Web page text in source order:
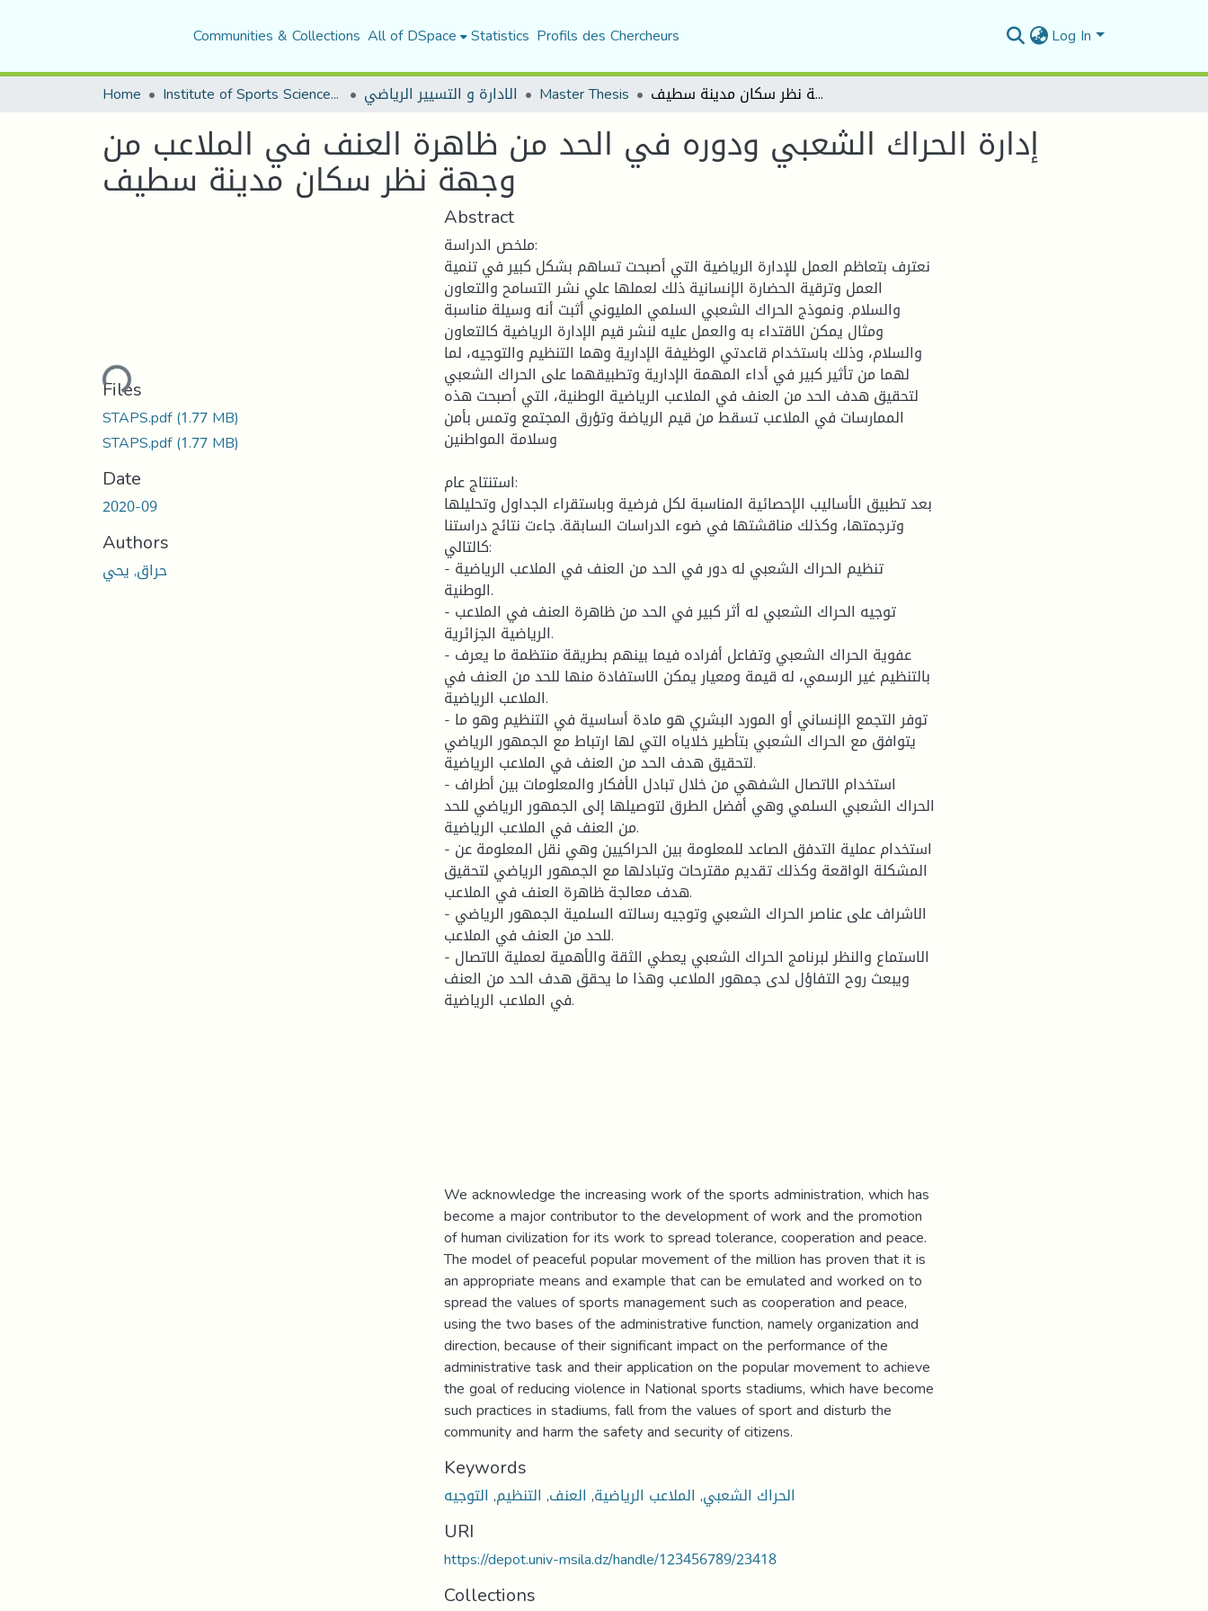
Communities & Collections All of DSpace Statistics Profils des Chercheurs Log In
Home Institute of Sports Sciences and Techniques الادارة و التسيير الرياضي Master Thesis إدارة الحراك الشعبي ودوره في الحد من ظاهرة العنف في الملاعب من وجهة نظر سكان مدينة سطيف
إدارة الحراك الشعبي ودوره في الحد من ظاهرة العنف في الملاعب من
وجهة نظر سكان مدينة سطيف
Loading...
Files
STAPS.pdf(1.77 MB)
STAPS.pdf(1.77 MB)
Date
2020-09
Authors
حراق, يحي
Abstract
ملخص الدراسة:
نعترف بتعاظم العمل للإدارة الرياضية التي أصبحت تساهم بشكل كبير في تنمية
العمل وترقية الحضارة الإنسانية ذلك لعملها علي نشر التسامح والتعاون
والسلام. ونموذج الحراك الشعبي السلمي المليوني أثبت أنه وسيلة مناسبة
ومثال يمكن الاقتداء به والعمل عليه لنشر قيم الإدارة الرياضية كالتعاون
والسلام، وذلك باستخدام قاعدتي الوظيفة الإدارية وهما التنظيم والتوجيه، لما
لهما من تأثير كبير في أداء المهمة الإدارية وتطبيقهما على الحراك الشعبي
لتحقيق هدف الحد من العنف في الملاعب الرياضية الوطنية، التي أصبحت هذه
الممارسات في الملاعب تسقط من قيم الرياضة وتؤرق المجتمع وتمس بأمن
وسلامة المواطنين
استنتاج عام:
بعد تطبيق الأساليب الإحصائية المناسبة لكل فرضية وباستقراء الجداول وتحليلها
وترجمتها، وكذلك مناقشتها في ضوء الدراسات السابقة. جاءت نتائج دراستنا
كالتالي:
- تنظيم الحراك الشعبي له دور في الحد من العنف في الملاعب الرياضية
الوطنية.
- توجيه الحراك الشعبي له أثر كبير في الحد من ظاهرة العنف في الملاعب
الرياضية الجزائرية.
- عفوية الحراك الشعبي وتفاعل أفراده فيما بينهم بطريقة منتظمة ما يعرف
بالتنظيم غير الرسمي، له قيمة ومعيار يمكن الاستفادة منها للحد من العنف في
الملاعب الرياضية.
- توفر التجمع الإنساني أو المورد البشري هو مادة أساسية في التنظيم وهو ما
يتوافق مع الحراك الشعبي بتأطير خلاياه التي لها ارتباط مع الجمهور الرياضي
لتحقيق هدف الحد من العنف في الملاعب الرياضية.
- استخدام الاتصال الشفهي من خلال تبادل الأفكار والمعلومات بين أطراف
الحراك الشعبي السلمي وهي أفضل الطرق لتوصيلها إلى الجمهور الرياضي للحد
من العنف في الملاعب الرياضية.
- استخدام عملية التدفق الصاعد للمعلومة بين الحراكيين وهي نقل المعلومة عن
المشكلة الواقعة وكذلك تقديم مقترحات وتبادلها مع الجمهور الرياضي لتحقيق
هدف معالجة ظاهرة العنف في الملاعب.
- الاشراف على عناصر الحراك الشعبي وتوجيه رسالته السلمية الجمهور الرياضي
للحد من العنف في الملاعب.
- الاستماع والنظر لبرنامج الحراك الشعبي يعطي الثقة والأهمية لعملية الاتصال
ويبعث روح التفاؤل لدى جمهور الملاعب وهذا ما يحقق هدف الحد من العنف
في الملاعب الرياضية.
We acknowledge the increasing work of the sports administration, which has
become a major contributor to the development of work and the promotion
of human civilization for its work to spread tolerance, cooperation and peace.
The model of peaceful popular movement of the million has proven that it is
an appropriate means and example that can be emulated and worked on to
spread the values of sports management such as cooperation and peace,
using the two bases of the administrative function, namely organization and
direction, because of their significant impact on the performance of the
administrative task and their application on the popular movement to achieve
the goal of reducing violence in National sports stadiums, which have become
such practices in stadiums, fall from the values of sport and disturb the
community and harm the safety and security of citizens.
Keywords
الحراك الشعبي, الملاعب الرياضية, العنف, التنظيم, التوجيه
URI
https://depot.univ-msila.dz/handle/123456789/23418
Collections